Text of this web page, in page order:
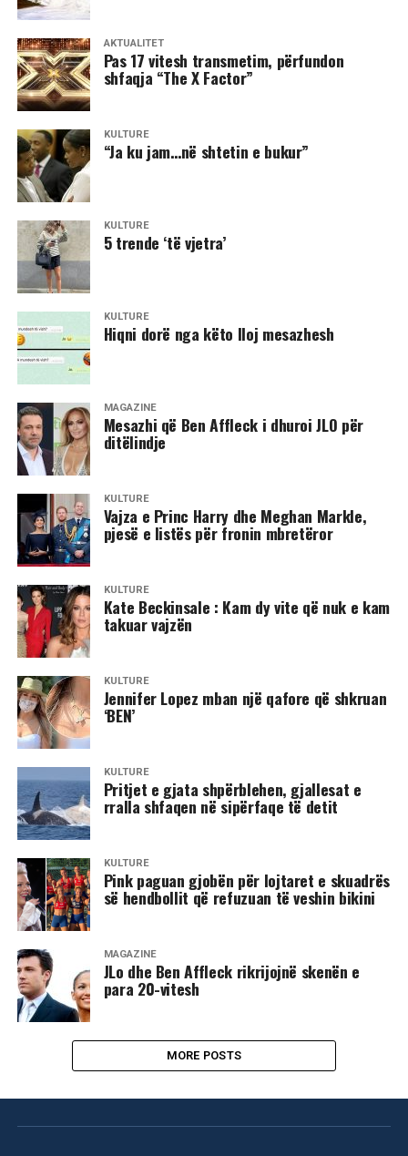
AKTUALITET
Pas 17 vitesh transmetim, përfundon
shfaqja “The X Factor”
KULTURË
“Ja ku jam…në shtetin e bukur”
KULTURË
5 trende ‘të vjetra’
KULTURË
Hiqni dorë nga këto lloj mesazhesh
MAGAZINË
Mesazhi që Ben Affleck i dhuroi JLO për
ditëlindje
KULTURË
Vajza e Princ Harry dhe Meghan Markle,
pjesë e listës për fronin mbretëror
KULTURË
Kate Beckinsale : Kam dy vite që nuk e kam
takuar vajzën
KULTURË
Jennifer Lopez mban një qafore që shkruan
‘BEN’
KULTURË
Pritjet e gjata shpërblehen, gjallesat e
rralla shfaqen në sipërfaqe të detit
KULTURË
Pink paguan gjobën për lojtaret e skuadrës
së hendbollit që refuzuan të veshin bikini
MAGAZINË
JLo dhe Ben Affleck rikrijojnë skenën e
para 20-vitesh
MORE POSTS